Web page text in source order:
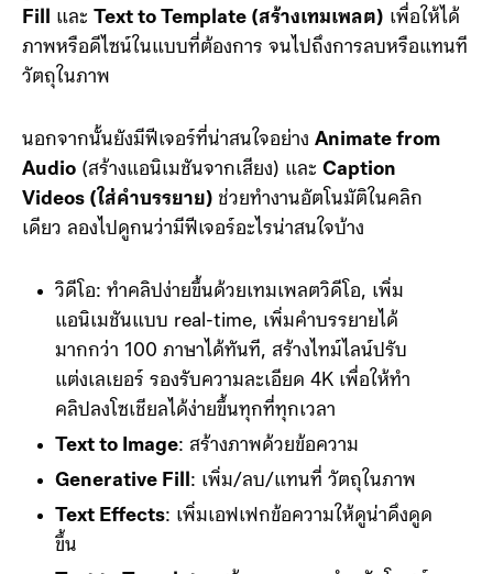
Fill และ Text to Template (สร้างเทมเพลต) เพื่อให้ได้
ภาพหรือดีไซน์ในแบบที่ต้องการ จนไปถึงการลบหรือแทนที
วัตถุในภาพ
นอกจากนั้นยังมีฟีเจอร์ที่น่าสนใจอย่าง Animate from
Audio (สร้างแอนิเมชันจากเสียง) และ Caption
Videos (ใส่คำบรรยาย) ช่วยทำงานอัตโนมัติในคลิก
เดียว ลองไปดูกนว่ามีฟีเจอร์อะไรน่าสนใจบ้าง
วิดีโอ: ทำคลิปง่ายขึ้นด้วยเทมเพลตวิดีโอ, เพิ่ม
แอนิเมชันแบบ real-time, เพิ่มคำบรรยายได้
มากกว่า 100 ภาษาได้ทันที, สร้างไทม์ไลน์ปรับ
แต่งเลเยอร์ รองรับความละเอียด 4K เพื่อให้ทำ
คลิปลงโซเชียลได้ง่ายขึ้นทุกที่ทุกเวลา
Text to Image: สร้างภาพด้วยข้อความ
Generative Fill: เพิ่ม/ลบ/แทนที่ วัตถุในภาพ
Text Effects: เพิ่มเอฟเฟกข้อความให้ดูน่าดึงดูด
ขึ้น